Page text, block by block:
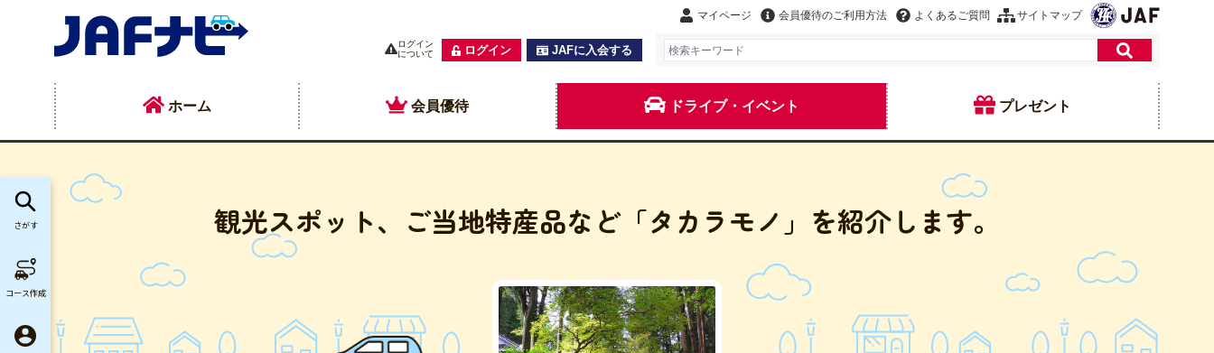
マイページ 会員優待のご利用方法 よくあるご質問 サイトマップ
ログイン
について
ログイン JAFに入会する
ホーム 会員優待 ドライブ・イベント プレゼント
観光スポット、ご当地特産品など「タカラモノ」を紹介します。
さがす
コース作成